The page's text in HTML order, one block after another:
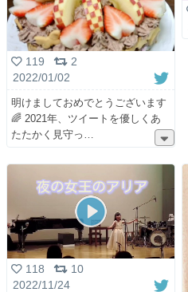
119
2
2022/01/02
明けましておめでとうございます
🌈 2021年、ツイートを優しくあ
たたかく見守っ
118
10
2022/11/24